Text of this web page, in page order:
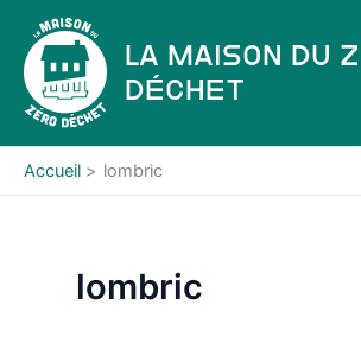
contenu
La Maison du
Déchet
Accueil lombric
lombric